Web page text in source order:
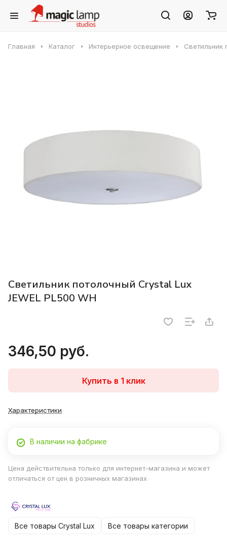
Главная Каталог Интерьерное освещение Светильник
Светильник потолочный Crystal Lux
JEWEL PL500 WH
346,50 руб.
Купить в 1 клик
Характеристики
В наличии на фабрике
Цена действительна только для интернет-магазина и может
отличаться от цен в розничных магазинах
Все товары Crystal Lux Все товары категории